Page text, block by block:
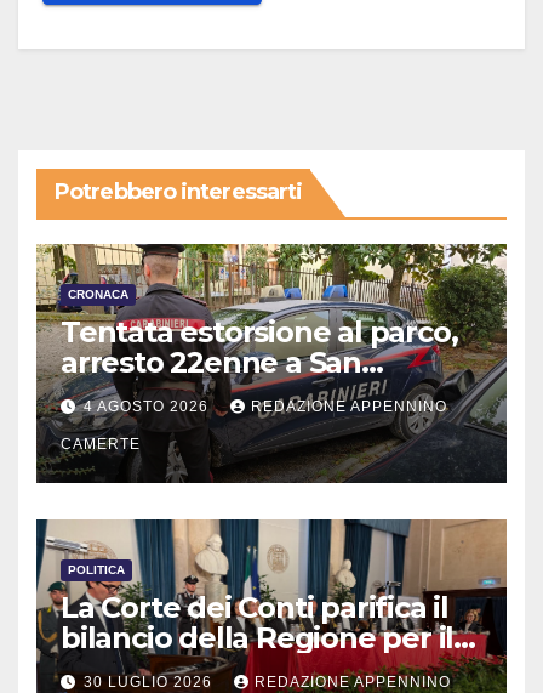
Potrebbero interessarti
CRONACA
Tentata estorsione al parco,
arresto 22enne a San
Severino
4 AGOSTO 2026 REDAZIONE APPENNINO
CAMERTE
POLITICA
La Corte dei Conti parifica il
bilancio della Regione per il
2025
30 LUGLIO 2026 REDAZIONE APPENNINO